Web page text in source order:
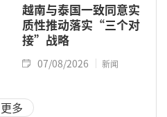
越南与泰国一致同意实
质性推动落实“三个对
接”战略
07/08/2026 新闻
更多